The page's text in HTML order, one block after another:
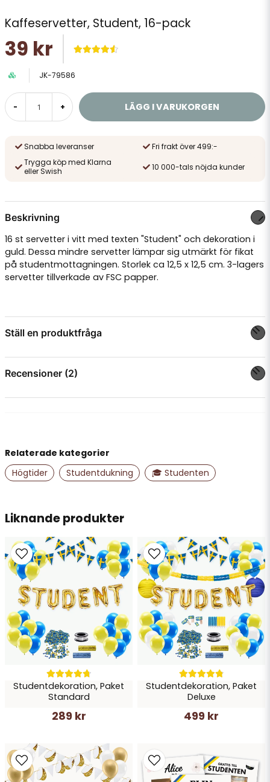
Kaffeservetter, Student, 16-pack
39 kr
JK-79586
- + LÄGG I VARUKORGEN
Snabba leveranser
Fri frakt över 499:-
Trygga köp med Klarna
eller Swish
10 000-tals nöjda kunder
Beskrivning
16 st servetter i vitt med texten "Student" och dekoration i
guld. Dessa mindre servetter lämpar sig utmärkt för fikat
på studentmottagningen. Storlek ca 12,5 x 12,5 cm. 3-lagers
servetter tillverkade av FSC papper.
Ställ en produktfråga
Fråga oss något om denna produkten...
email
Mejladress
Ja, ni får publicera min fråga
Skicka fråga
Recensioner (2)
för 2 år sedan
Liknande produkter
Studentdekoration, Paket
Standard
289 kr
Studentdekoration, Paket
Deluxe
499 kr
Relaterade kategorier
Högtider
Studentdukning 🎓 Studenten